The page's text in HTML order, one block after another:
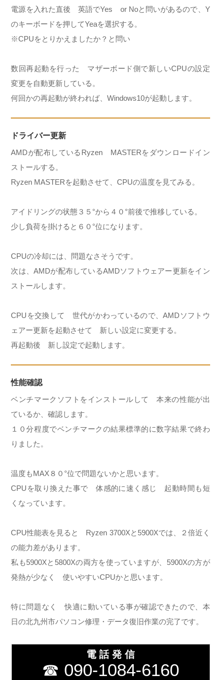
電源を入れた直後 英語でYes or Noと問いがあるので、Y
のキーボードを押してYeaを選択する。
※CPUをとりかえましたか？と問い
数回再起動を行った マザーボード側で新しいCPUの設定
変更を自動更新している。
何回かの再起動が終われば、Windows10が起動します。
ドライバー更新
AMDが配布しているRyzen MASTERをダウンロードイン
ストールする。
Ryzen MASTERを起動させて、CPUの温度を見てみる。
アイドリングの状態３５°から４０°前後で推移している。
少し負荷を掛けると６０°位になります。
CPUの冷却には、問題なさそうです。
次は、AMDが配布しているAMDソフトウェアー更新をイン
ストールします。
CPUを交換して 世代がかわっているので、AMDソフトウ
ェアー更新を起動させて 新しい設定に変更する。
再起動後 新し設定で起動します。
性能確認
ベンチマークソフトをインストールして 本来の性能が出
ているか、確認します。
１０分程度でベンチマークの結果標準的に数字結果で終わ
りました。
温度もMAX８０°位で問題ないかと思います。
CPUを取り換えた事で 体感的に速く感じ 起動時間も短
くなっています。
CPU性能表を見ると Ryzen 3700Xと5900Xでは、２倍近く
の能力差があります。
私も5900Xと5800Xの両方を使っていますが、5900Xの方が
発熱が少なく 使いやすいCPUかと思います。
特に問題なく 快適に動いている事が確認できたので、本
日の北九州市パソコン修理・データ復旧作業の完了です。
電 話 発 信
☎ 090-1084-6160